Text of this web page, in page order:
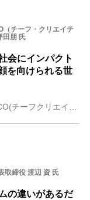
（チーフ・クリエイテ
田朋 氏
会にインパクト
を向けられる世
取締役 渡辺 資 氏
の違いがあるだ